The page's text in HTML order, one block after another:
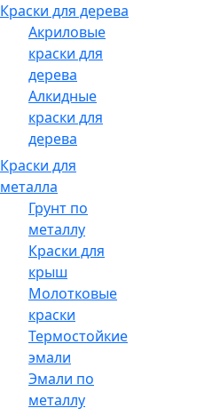
Краски для дерева
Акриловые
краски для
дерева
Алкидные
краски для
дерева
Краски для
металла
Грунт по
металлу
Краски для
крыш
Молотковые
краски
Термостойкие
эмали
Эмали по
металлу